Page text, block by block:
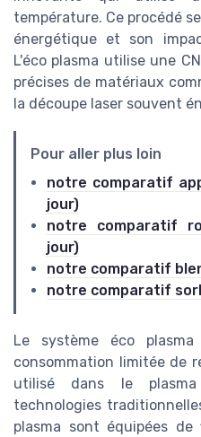
température. Ce procédé
énergétique et son
L'éco plasma utilise une
précises de matériaux
la découpe laser souvent
Pour aller plus loin
notre comparatif
jour)
notre comparatif
jour)
notre comparatif
notre comparatif
Le système éco
consommation limitée de
utilisé dans le
technologies
plasma sont équipées